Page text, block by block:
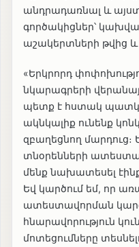
անդրադառնալ և
գործակիցներ՝
աշակերտների թվից և
«Երկրորդ
նկարագրերի
պետք է հստակ
ակնկալիք ունենք
զբաղեցնող մարդուց։
տնօրենների
մենք նախատեսել
Եվ կարծում եմ, որ
ատեստավորման
հնարավորություն
մոտեցումները